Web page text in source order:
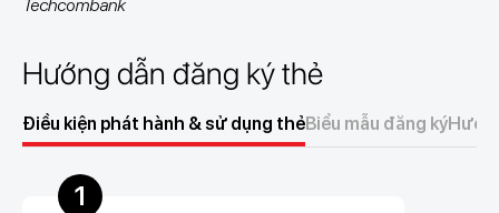
Techcombank
Hướng dẫn đăng ký thẻ
Điều kiện phát hành & sử dụng thẻBiểu mẫu đăng ký
1